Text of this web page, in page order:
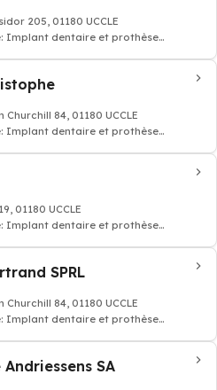
205, 01180 UCCLE
Implant dentaire et prothèse
Churchill 84, 01180 UCCLE
Implant dentaire et prothèse
01180 UCCLE
Implant dentaire et prothèse
SPRL
Churchill 84, 01180 UCCLE
Implant dentaire et prothèse
SA